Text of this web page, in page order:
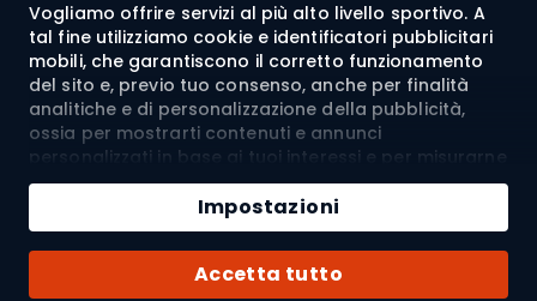
Vogliamo offrire servizi al più alto livello sportivo. A
tal fine utilizziamo cookie e identificatori pubblicitari
mobili, che garantiscono il corretto funzionamento
del sito e, previo tuo consenso, anche per finalità
analitiche e di personalizzazione della pubblicità,
ossia per mostrarti contenuti e annunci
personalizzati in base ai tuoi interessi e per misurarne
l’efficacia. I cookie e gli identificatori pubblicitari
mobili possono essere utilizzati sia per attività
pubblicitarie personalizzate sia non personalizzate, a
seconda dei consensi da te espressi. Se clicchi su
“Accetta tutto”, acconsenti al trattamento dei tuoi
Accetta tutto
Impostazioni
Quantità
Aggiungi al carrello
Acquista con
Regolamento
Chi siamo
© 2026 Sportano